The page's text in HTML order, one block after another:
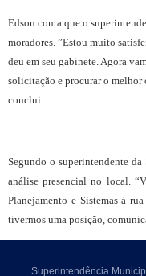
Edson conta que o
moradores. ”Estou muito
deu em seu gabinete. Agora
solicitação e procurar o melhor
conclui.
Segundo o superintendente
análise presencial no local.
Planejamento e Sistemas à
tivermos uma posição,
Superintendência